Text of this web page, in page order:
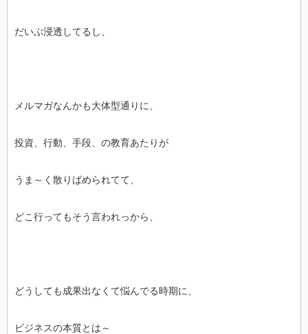
だいぶ浸透してるし、
メルマガなんかも大体型通りに、
投資、行動、手段、の教育あたりが
うま～く散りばめられてて、
どこ行ってもそう言われっから、
どうしても成果出なくて悩んでる時期に、
ビジネスの本質とは～